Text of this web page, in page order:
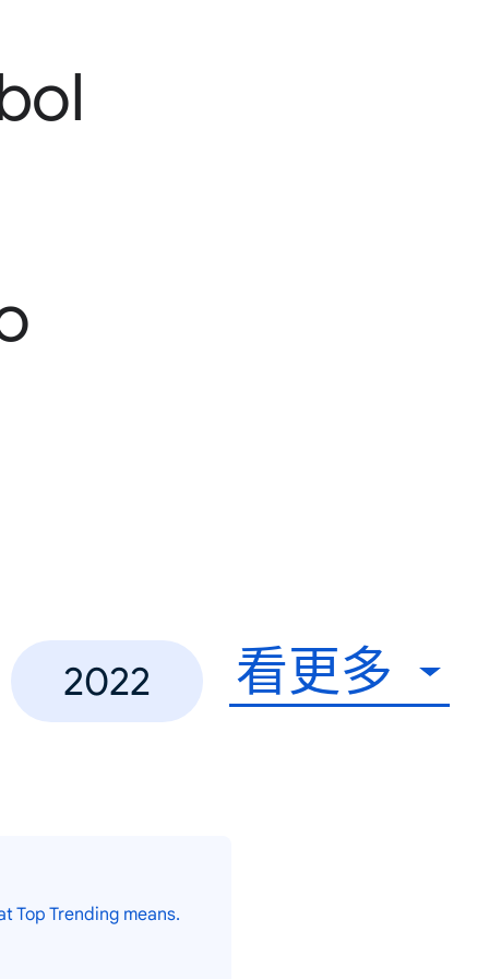
2022 看更多
Top Trending means.